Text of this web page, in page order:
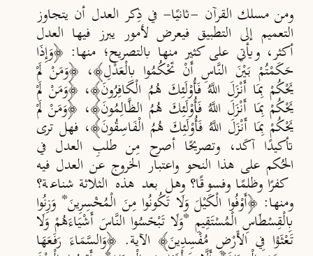
ومن مسلك القرآن -ثانيًا- في ذِكر العدل أن يتجاوز
التعميم إلى التطبيق فيعرض لأمور يبرز فيها العدل
أكثر، ويأتي على كثير منها بالتصريح؛ منها: ﴿وَإِذَا
حَكَمْتُمْ بَيْنَ النَّاسِ أَنْ تَحْكُمُوا بِالْعَدْلِ﴾، ﴿وَمَنْ لَمْ
يَحْكُمْ بِمَا أَنْزَلَ اللَّهُ فَأُوْلَئِكَ هُمُ الْكَافِرُونَ﴾، ﴿وَمَنْ لَمْ
يَحْكُمْ بِمَا أَنْزَلَ اللَّهُ فَأُوْلَئِكَ هُمُ الظَّالِمُونَ﴾، ﴿وَمَنْ لَمْ
يَحْكُمْ بِمَا أَنْزَلَ اللَّهُ فَأُوْلَئِكَ هُمُ الْفَاسِقُونَ﴾، فهل ترى
تأكيدًا آكد، وتصريحًا أصرح من طلب العدل في
الحكم على هذا النحو واعتبار الخروج عن العدل فيه
كفرًا وظلمًا وفسوقًا؟ وهل بعد هذه الثلاثة شناعة؟
ومنها: ﴿أَوْفُوا الْكَيْلَ وَل ا تَكُونُوا مِنَ الْمُخْسِرِينَ* وَزِنُوا
بِالْقِسْطَاسِ الْمُسْتَقِيمِ *وَل ا تَبْخَسُوا النَّاسَ أَشْيَاءَهُمْ وَل
تَعْثَوْا فِي الأَرْضِ مُفْسِدِينَ﴾ الآية. ﴿وَالسَّمَاءَ رَفَعَهَا